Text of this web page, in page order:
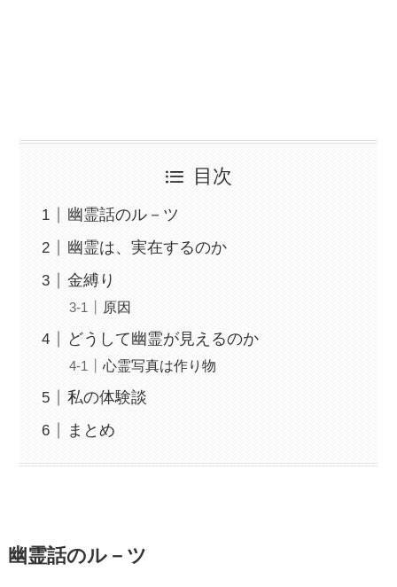
目次
幽霊話のル－ツ
幽霊は、実在するのか
金縛り
原因
どうして幽霊が見えるのか
心霊写真は作り物
私の体験談
まとめ
幽霊話のル－ツ